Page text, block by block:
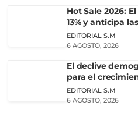
Hot Sale 2026:
13% y anticipa
EDITORIAL S.M
6 AGOSTO, 2026
El declive
para el
EDITORIAL S.M
6 AGOSTO, 2026